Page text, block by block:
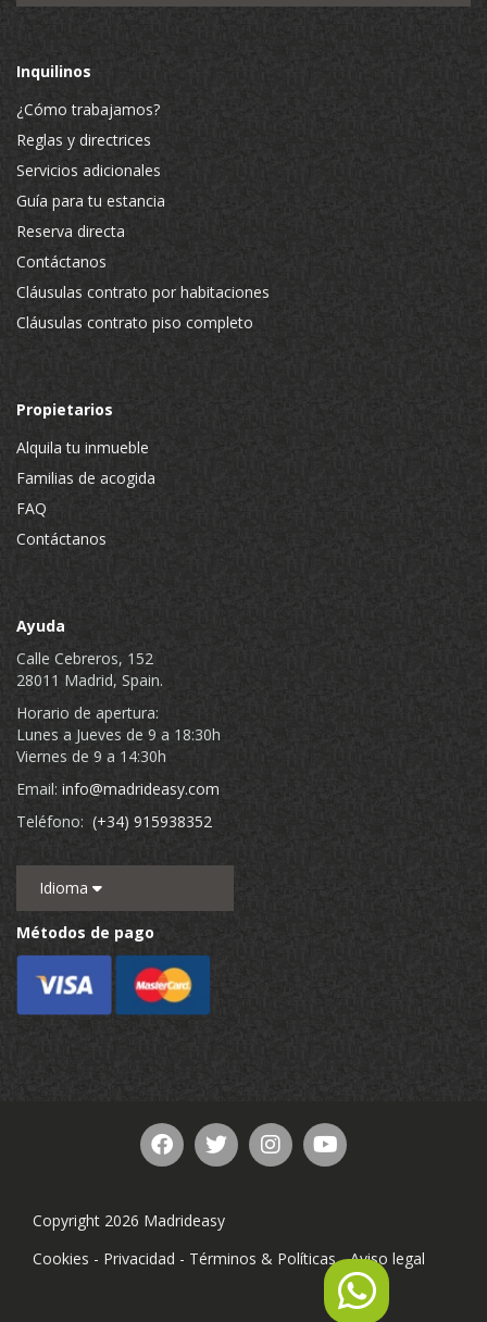
Inquilinos
¿Cómo trabajamos?
Reglas y directrices
Servicios adicionales
Guía para tu estancia
Reserva directa
Contáctanos
Cláusulas contrato por habitaciones
Cláusulas contrato piso completo
Propietarios
Alquila tu inmueble
Familias de acogida
FAQ
Contáctanos
Ayuda
Calle Cebreros, 152
28011 Madrid, Spain.
Horario de apertura:
Lunes a Jueves de 9 a 18:30h
Viernes de 9 a 14:30h
Email: info@madrideasy.com
Teléfono: (+34) 915938352
Idioma
Métodos de pago
Copyright 2026 Madrideasy
Cookies - Privacidad - Términos & Políticas-Aviso legal